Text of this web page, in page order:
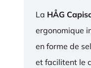
La HÅG
ergonomique
en forme de
et facilitent le